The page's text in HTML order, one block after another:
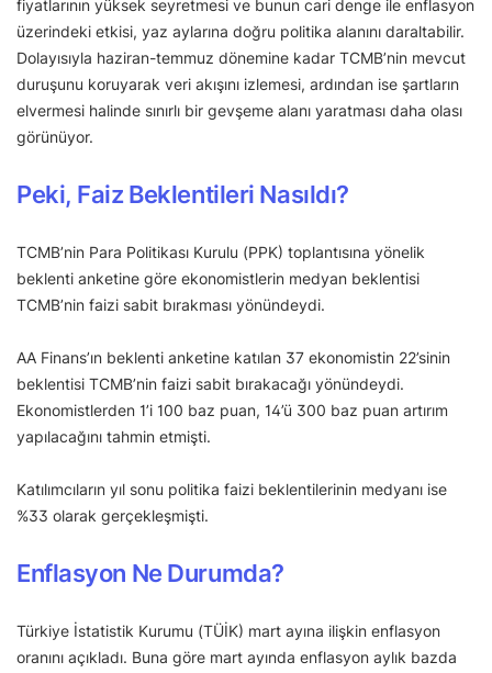
fiyatlarının yüksek seyretmesi ve bunun cari denge ile enflasyon
üzerindeki etkisi, yaz aylarına doğru politika alanını daraltabilir.
Dolayısıyla haziran-temmuz dönemine kadar TCMB’nin mevcut
duruşunu koruyarak veri akışını izlemesi, ardından ise şartların
elvermesi halinde sınırlı bir gevşeme alanı yaratması daha olası
görünüyor.
Peki, Faiz Beklentileri Nasıldı?
TCMB’nin Para Politikası Kurulu (PPK) toplantısına yönelik
beklenti anketine göre ekonomistlerin medyan beklentisi
TCMB’nin faizi sabit bırakması yönündeydi.
AA Finans’ın beklenti anketine katılan 37 ekonomistin 22’sinin
beklentisi TCMB’nin faizi sabit bırakacağı yönündeydi.
Ekonomistlerden 1’i 100 baz puan, 14’ü 300 baz puan artırım
yapılacağını tahmin etmişti.
Katılımcıların yıl sonu politika faizi beklentilerinin medyanı ise
%33 olarak gerçekleşmişti.
Enflasyon Ne Durumda?
Türkiye İstatistik Kurumu (TÜİK) mart ayına ilişkin enflasyon
oranını açıkladı. Buna göre mart ayında enflasyon aylık bazda